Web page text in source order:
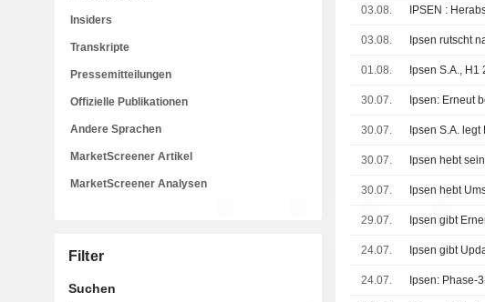
03.08. IPSEN :
03.08. Ipsen rutscht
01.08. Ipsen S.A.,
30.07. Ipsen: Erneut
30.07. Ipsen S.A.
30.07. Ipsen hebt
30.07. Ipsen hebt
29.07.
24.07. Ipsen gibt
24.07.
Insiders
Transkripte
Pressemitteilungen
Offizielle Publikationen
Andere Sprachen
MarketScreener Artikel
MarketScreener Analysen
Filter
Suchen